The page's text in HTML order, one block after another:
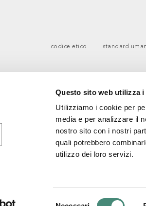
Questo sito web utilizza i
Utilizziamo i cookie per
media e per analizzare il
nostro sito con i nostri
quali potrebbero
utilizzo dei loro servizi.
codice etico standard